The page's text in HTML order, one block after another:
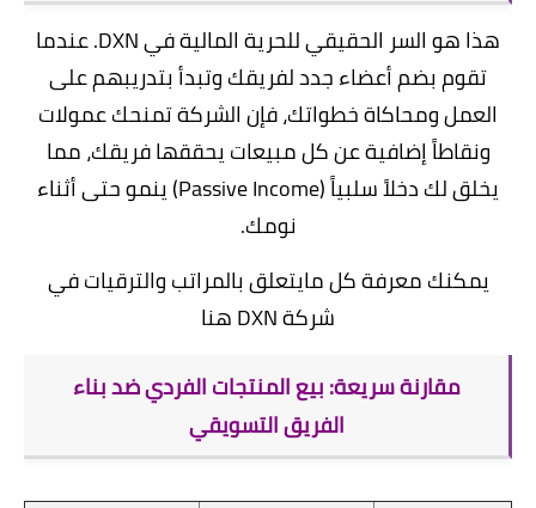
هذا هو السر الحقيقي للحرية المالية في DXN. عندما
تقوم بضم أعضاء جدد لفريقك وتبدأ بتدريبهم على
العمل ومحاكاة خطواتك، فإن الشركة تمنحك عمولات
ونقاطاً إضافية عن كل مبيعات يحققها فريقك، مما
يخلق لك دخلاً سلبياً (Passive Income) ينمو حتى أثناء
نومك.
يمكنك معرفة كل مايتعلقبالمراتب والترقيات في
شركة DXN هنا
مقارنة سريعة: بيع المنتجات الفردي ضد بناء
الفريق التسويقي